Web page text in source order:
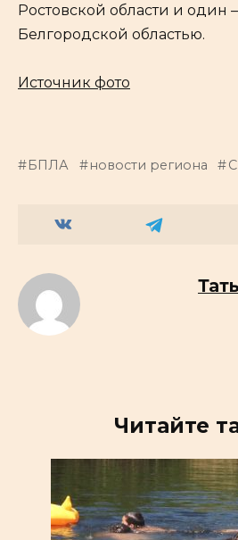
Ростовской области и один
Белгородской областью.
Источник фото
БПЛА новости региона
Читайте